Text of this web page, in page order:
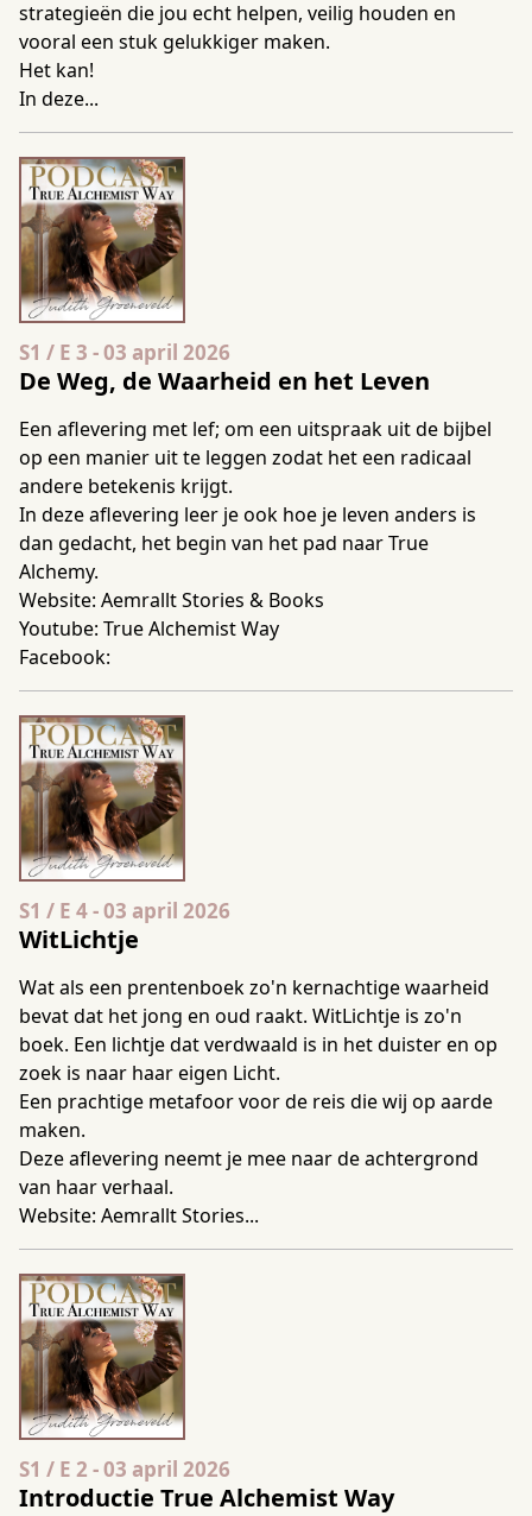
strategieën die jou echt helpen, veilig houden en
vooral een stuk gelukkiger maken.
Het kan!
In deze...
De Weg, de Waarheid en het Leven
Seizoen 1 Aflevering 3
S1 / E 3 -03 april 2026
Een aflevering met lef; om een uitspraak uit de bijbel
op een manier uit te leggen zodat het een radicaal
andere betekenis krijgt.
In deze aflevering leer je ook hoe je leven anders is
dan gedacht, het begin van het pad naar True
Alchemy.
Website: Aemrallt Stories & Books
Youtube: True Alchemist Way
Facebook:
WitLichtje
Seizoen 1 Aflevering 4
S1 / E 4-03 april 2026
Wat als een prentenboek zo'n kernachtige waarheid
bevat dat het jong en oud raakt. WitLichtje is zo'n
boek. Een lichtje dat verdwaald is in het duister en op
zoek is naar haar eigen Licht.
Een prachtige metafoor voor de reis die wij op aarde
maken.
Deze aflevering neemt je mee naar de achtergrond
van haar verhaal.
Website: Aemrallt Stories...
Introductie True Alchemist Way
Seizoen 1 Aflevering 2
S1 / E 2 -03 april 2026